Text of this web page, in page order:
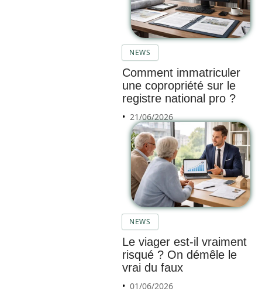
NEWS
Comment immatriculer
une copropriété sur le
registre national pro ?
21/06/2026
NEWS
Le viager est-il vraiment
risqué ? On démêle le
vrai du faux
01/06/2026
Tous
les
conseil
s pour
un